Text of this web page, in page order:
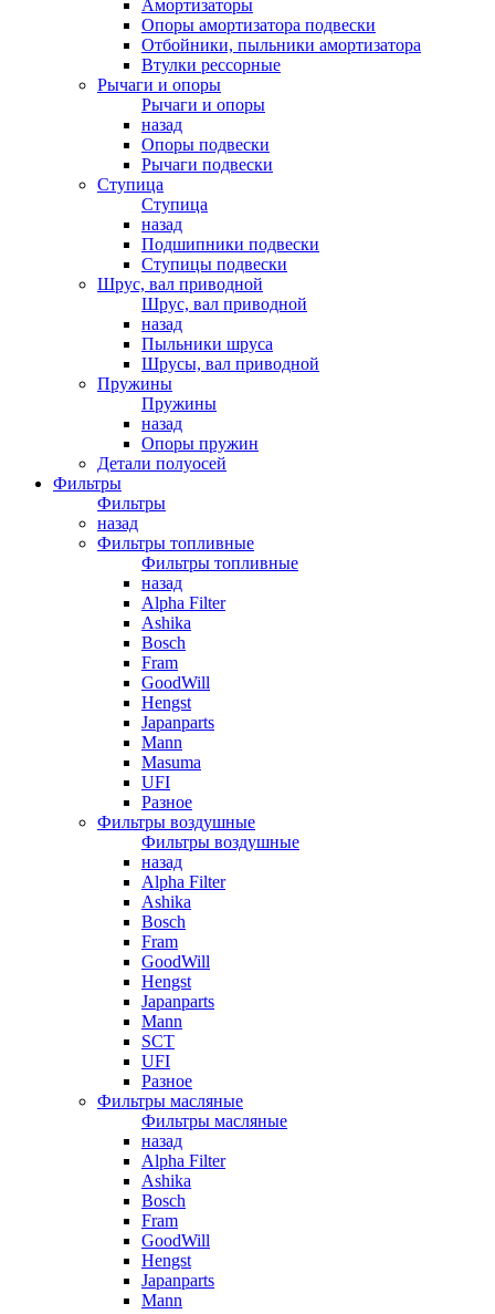
Амортизаторы
Опоры амортизатора подвески
Отбойники, пыльники амортизатора
Втулки рессорные
Рычаги и опоры
Рычаги и опоры
назад
Опоры подвески
Рычаги подвески
Ступица
Ступица
назад
Подшипники подвески
Ступицы подвески
Шрус, вал приводной
Шрус, вал приводной
назад
Пыльники шруса
Шрусы, вал приводной
Пружины
Пружины
назад
Опоры пружин
Детали полуосей
Фильтры
Фильтры
назад
Фильтры топливные
Фильтры топливные
назад
Alpha Filter
Ashika
Bosch
Fram
GoodWill
Hengst
Japanparts
Mann
Masuma
UFI
Разное
Фильтры воздушные
Фильтры воздушные
назад
Alpha Filter
Ashika
Bosch
Fram
GoodWill
Hengst
Japanparts
Mann
SCT
UFI
Разное
Фильтры масляные
Фильтры масляные
назад
Alpha Filter
Ashika
Bosch
Fram
GoodWill
Hengst
Japanparts
Mann